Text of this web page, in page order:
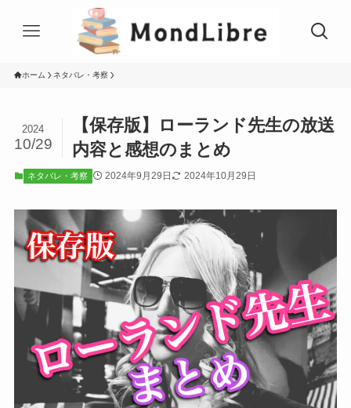
ホーム ネタバレ・考察
【保存版】ローランド先生の放送
内容と感想のまとめ
2024
10/29
ネタバレ・考察 2024年9月29日 2024年10月29日